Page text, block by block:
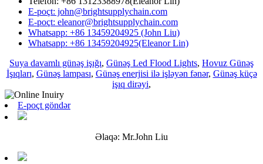
E-poçt: john@brightsupplychain.com
E-poçt: eleanor@brightsupplychain.com
Whatsapp: +86 13459204925 (John Liu)
Whatsapp: +86 13459204925(Eleanor Lin)
Suya davamlı günəş işığı, Günəş Led Flood Lights, Hovuz Günəş
İşıqları, Günəş lampası, Günəş enerjisi ilə işləyən fənər, Günəş küçə
işıq dirəyi,
E-poçt göndər
Əlaqə: Mr.John Liu